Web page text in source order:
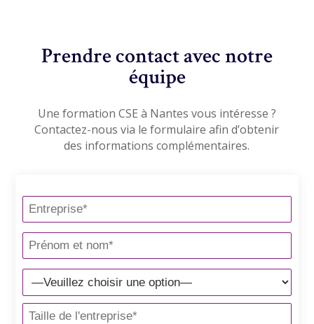
Prendre contact avec notre
équipe
Une formation CSE à Nantes vous intéresse ?
Contactez-nous via le formulaire afin d’obtenir
des informations complémentaires.